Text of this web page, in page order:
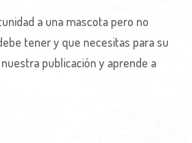
a una mascota pero no
tener y que necesitas para su
publicación y aprende a